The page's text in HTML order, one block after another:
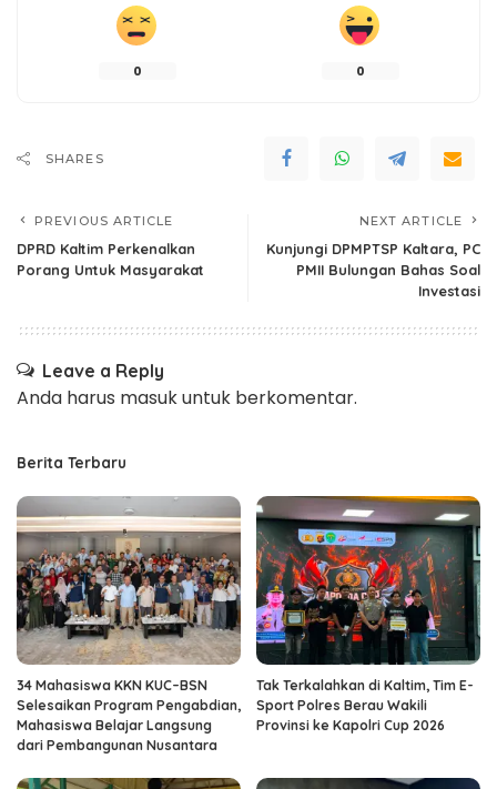
0 0
SHARES
PREVIOUS ARTICLE
DPRD Kaltim Perkenalkan
Porang Untuk Masyarakat
NEXT ARTICLE
Kunjungi DPMPTSP Kaltara, PC
PMII Bulungan Bahas Soal
Investasi
Leave a Reply
Anda harus masukuntuk berkomentar.
Berita Terbaru
34 Mahasiswa KKN KUC–BSN
Selesaikan Program Pengabdian,
Mahasiswa Belajar Langsung
dari Pembangunan Nusantara
Tak Terkalahkan di Kaltim, Tim E-
Sport Polres Berau Wakili
Provinsi ke Kapolri Cup 2026